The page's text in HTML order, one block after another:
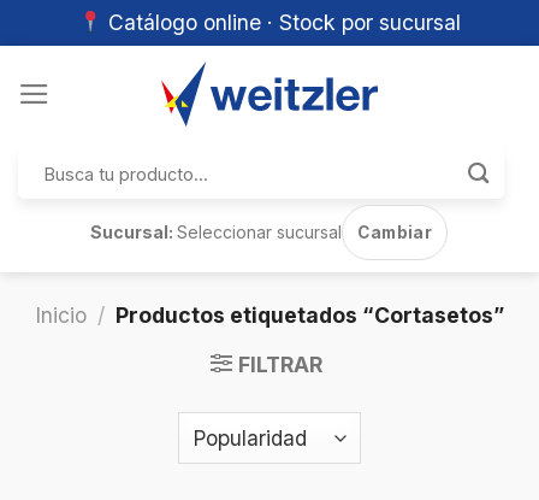
Catálogo online · Stock por sucursal
por:
Sucursal:Seleccionar sucursal Cambiar
Inicio / Productos etiquetados “Cortasetos”
FILTRAR